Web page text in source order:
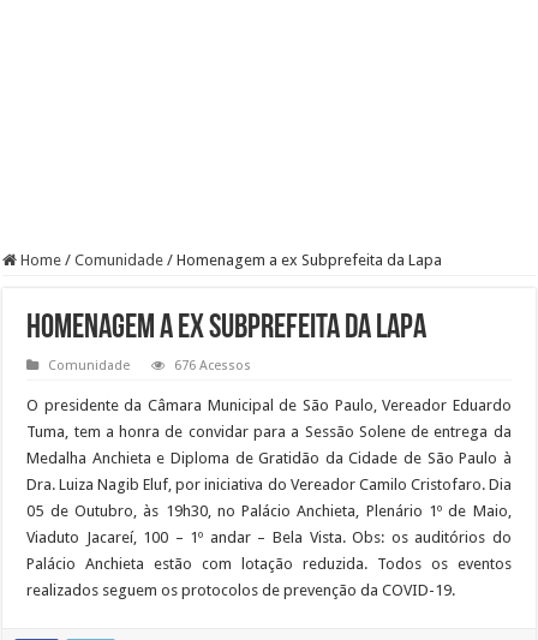
Home / Comunidade / Homenagem a ex Subprefeita da Lapa
Homenagem a ex Subprefeita da Lapa
Comunidade 676 Acessos
O presidente da Câmara Municipal de São Paulo, Vereador Eduardo
Tuma, tem a honra de convidar para a Sessão Solene de entrega da
Medalha Anchieta e Diploma de Gratidão da Cidade de São Paulo à
Dra. Luiza Nagib Eluf, por iniciativa do Vereador Camilo Cristofaro. Dia
05 de Outubro, às 19h30, no Palácio Anchieta, Plenário 1º de Maio,
Viaduto Jacareí, 100 – 1º andar – Bela Vista. Obs: os auditórios do
Palácio Anchieta estão com lotação reduzida. Todos os eventos
realizados seguem os protocolos de prevenção da COVID-19.